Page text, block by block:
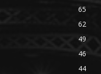
65
62
49
46
44